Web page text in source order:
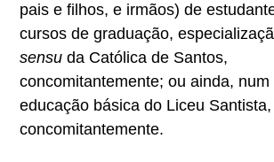
pais e filhos, e irmãos) de
cursos de graduação,
sensu da Católica de Santos,
concomitantemente; ou ainda,
educação básica do Liceu Santista,
concomitantemente.